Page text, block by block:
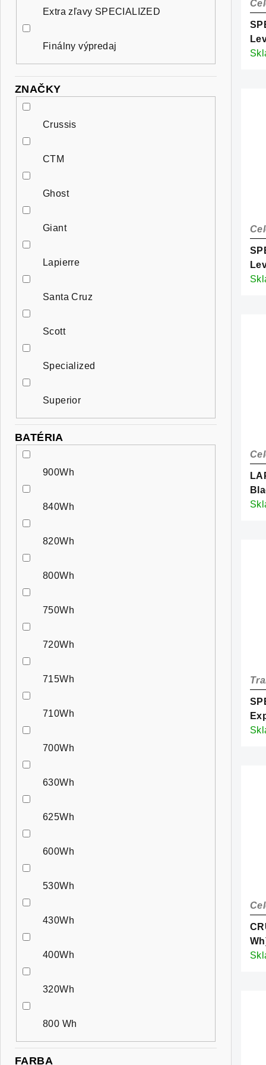
Extra zľavy SPECIALIZED
Finálny výpredaj
ZNAČKY
Crussis
CTM
Ghost
Giant
Lapierre
Santa Cruz
Scott
Specialized
Superior
BATÉRIA
900Wh
840Wh
820Wh
800Wh
750Wh
720Wh
715Wh
710Wh
700Wh
630Wh
625Wh
600Wh
530Wh
430Wh
400Wh
320Wh
800 Wh
FARBA
d
u
o
d